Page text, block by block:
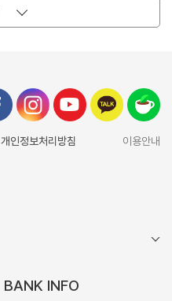
개인정보처리방침
이용안내
BANK INFO